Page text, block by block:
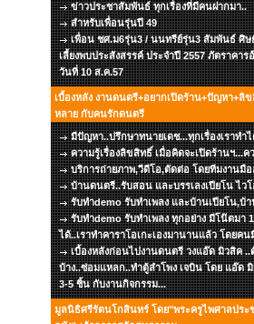
ข่าวประชาสัมพันธ์ ทุกเรื่องที่มีคนฝากมา..
สำหรับเพื่อนรุ่นปี 49
เพื่อน ชศ.ม6รุ่น3 / นนทรีย์รุ่น3 สัมพันธ์ ศิษ
เลี้ยงพบประสังสรรค์ ประจำปี 2557 ภัตราคา
วันที่ 10 ส.ค.57
เบื้องหลัง งานดนตรี+อยากเปิดร้าน+ปัญหา+ลิ
หลาย กับคนรักดนตรี
มีปัญหา..ปรึกษาทนายเดช...ทุกเรื่องเราทำ
ความรู้เรื่องลิขสิทธิ์ เมื่อคิดจะเปิดร้านฯ...ค
บริการถ่ายภาพ,วีดีโอ,ตัดต่อ โดยทีมงานมื
บ้านดนตรี..รับสอน และบรรเลงเปียโน ไว
รับทำdemo รับทำเพลง และบ้านเปียโน,บ้
รับทำdemo รับทำเพลง ทุกอย่าง มีโน๊ตมา
ได้..เราทำคาราโอเกะเองมานานแล้ว โดยคน
เบื้องหลังก่อนไปงานดนตรี วงแอ๊ด มิวสิค ..
บ้าง..ซ่อมแหลก..ทำตู้ลำโพง เจบิน โดย แอ๊ด
3-5 ชิ้น กับงานกิจกรรม...
มูลนิธิศรีรัตนโกสินทร์ โดย"พระครูไพศาลประ